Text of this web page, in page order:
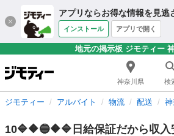
アプリならお得な情報を見逃
インストール アプリで開く
地元の掲示板 ジモティー
神奈川県 検
ジモティー アルバイト 物流 配送
10🔷🔶🔵🔶🔷日給保証だから収入